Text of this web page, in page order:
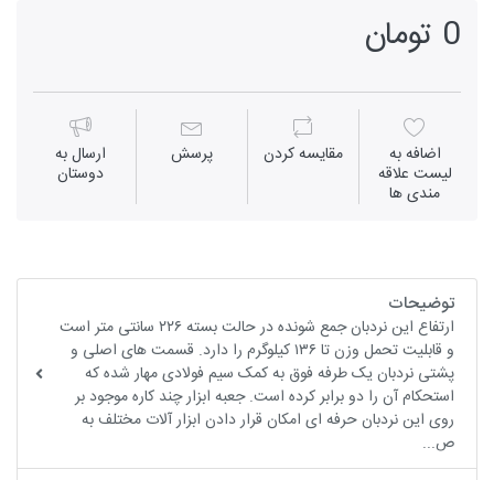
0 تومان
اضافه به
لیست علاقه
مندی ها
مقايسه كردن پرسش ارسال به
دوستان
توضیحات
ارتفاع این نردبان جمع شونده در حالت بسته ۲۲۶ سانتی متر است
و قابلیت تحمل وزن تا ۱۳۶ کیلوگرم را دارد. قسمت های اصلی و
پشتی نردبان یک طرفه فوق به کمک سیم فولادی مهار شده که
استحکام آن را دو برابر کرده است. جعبه ابزار چند کاره موجود بر
روی این نردبان حرفه ای امکان قرار دادن ابزار آلات مختلف به
ص...